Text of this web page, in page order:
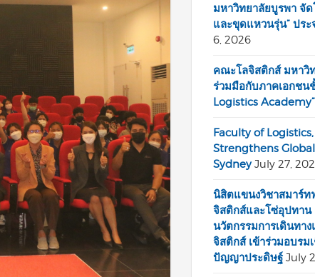
มหาวิทยาลัยบูรพา จั
และขุดแหวนรุ่น” ปร
6, 2026
คณะโลจิสติกส์ มหาวิ
ร่วมมือกับภาคเอกชน
Logistics Academy”
Faculty of
Strengthens
Sydney July 27,
นิสิตแขนงวิชาสมาร์ท
จิสติกส์และโซ่อุปทาน
นวัตกรรมการเดินทา
จิสติกส์ เข้าร่วมอบรม
ปัญญาประดิษฐ์ July